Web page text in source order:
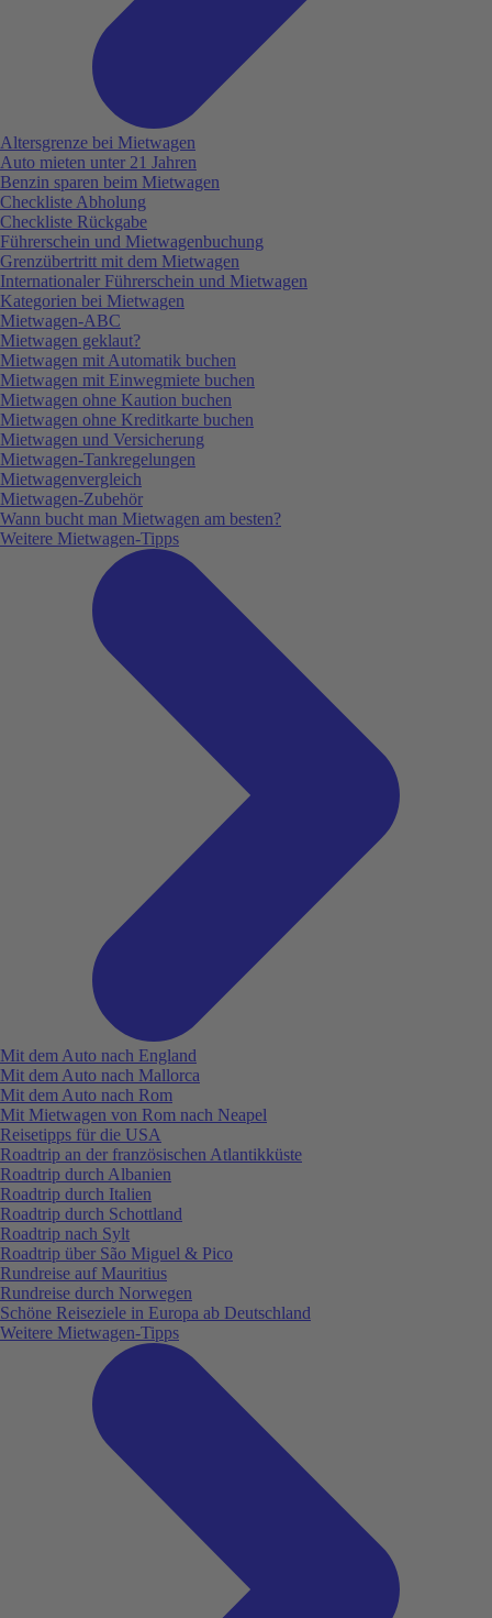
Altersgrenze bei Mietwagen
Auto mieten unter 21 Jahren
Benzin sparen beim Mietwagen
Checkliste Abholung
Checkliste Rückgabe
Führerschein und Mietwagenbuchung
Grenzübertritt mit dem Mietwagen
Internationaler Führerschein und Mietwagen
Kategorien bei Mietwagen
Mietwagen-ABC
Mietwagen geklaut?
Mietwagen mit Automatik buchen
Mietwagen mit Einwegmiete buchen
Mietwagen ohne Kaution buchen
Mietwagen ohne Kreditkarte buchen
Mietwagen und Versicherung
Mietwagen-Tankregelungen
Mietwagenvergleich
Mietwagen-Zubehör
Wann bucht man Mietwagen am besten?
Weitere Mietwagen-Tipps
Mit dem Auto nach England
Mit dem Auto nach Mallorca
Mit dem Auto nach Rom
Mit Mietwagen von Rom nach Neapel
Reisetipps für die USA
Roadtrip an der französischen Atlantikküste
Roadtrip durch Albanien
Roadtrip durch Italien
Roadtrip durch Schottland
Roadtrip nach Sylt
Roadtrip über São Miguel & Pico
Rundreise auf Mauritius
Rundreise durch Norwegen
Schöne Reiseziele in Europa ab Deutschland
Weitere Mietwagen-Tipps